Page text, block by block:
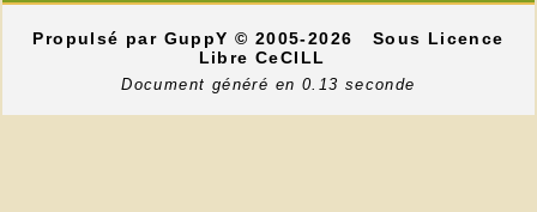
Propulsé par GuppY© 2005-2026
Sous Licence
Libre CeCILL
Document généré en 0.13 seconde